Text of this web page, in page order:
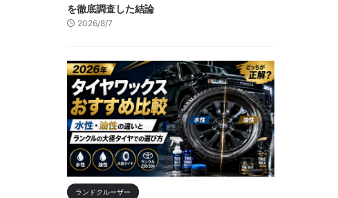
を徹底調査した結論
2026/8/7
ランドクルーザー